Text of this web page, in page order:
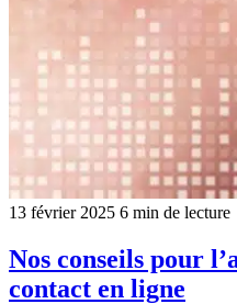
13 février 2025 6 min de lecture
Nos conseils pour
contact en ligne